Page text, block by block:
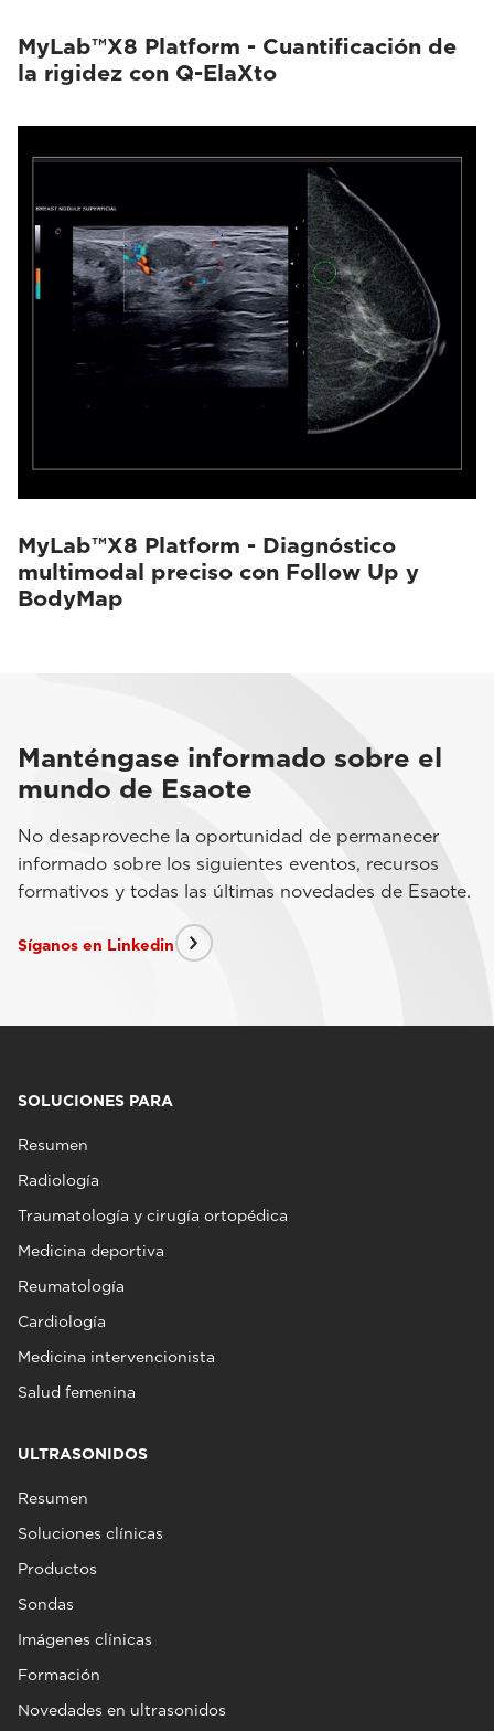
MyLab™X8 Platform - Cuantificación de
la rigidez con Q-ElaXto
MyLab™X8 Platform - Diagnóstico
multimodal preciso con Follow Up y
BodyMap
Manténgase informado sobre el
mundo de Esaote
No desaproveche la oportunidad de permanecer
informado sobre los siguientes eventos, recursos
formativos y todas las últimas novedades de Esaote.
Síganos en Linkedin
SOLUCIONES PARA
Resumen
Radiología
Traumatología y cirugía ortopédica
Medicina deportiva
Reumatología
Cardiología
Medicina intervencionista
Salud femenina
ULTRASONIDOS
Resumen
Soluciones clínicas
Productos
Sondas
Imágenes clínicas
Formación
Novedades en ultrasonidos